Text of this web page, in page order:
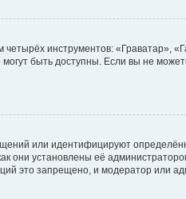
инструментов: «Граватар»,
быть доступны. Если вы не
или идентифицируют
они установлены её
это запрещено, и модератор или